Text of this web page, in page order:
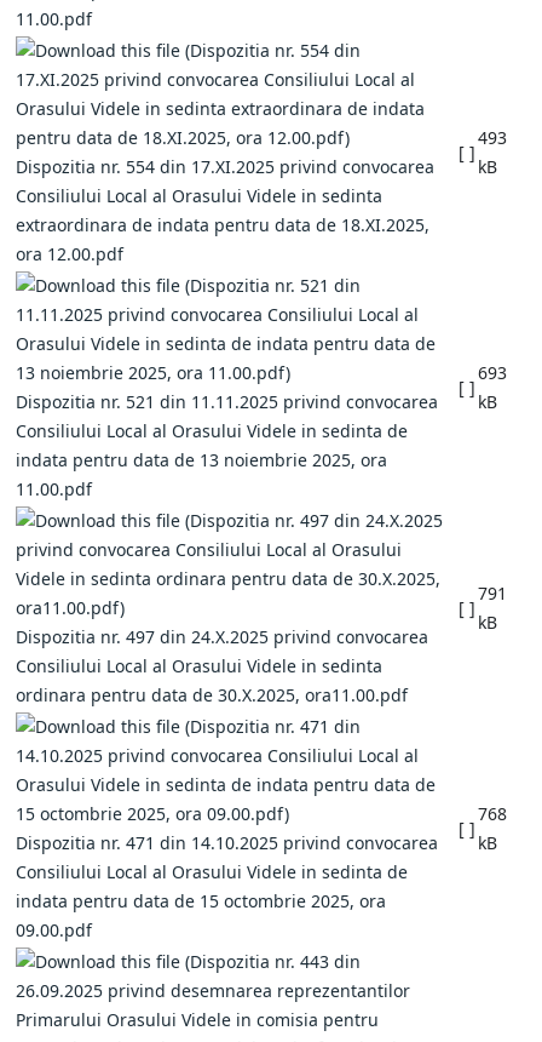
11.00.pdf
Dispozitia nr. 554 din 17.XI.2025 privind convocarea
Consiliului Local al Orasului Videle in sedinta
extraordinara de indata pentru data de 18.XI.2025,
ora 12.00.pdf
[ ]
493
kB
Dispozitia nr. 521 din 11.11.2025 privind convocarea
Consiliului Local al Orasului Videle in sedinta de
indata pentru data de 13 noiembrie 2025, ora
11.00.pdf
[ ]
693
kB
Dispozitia nr. 497 din 24.X.2025 privind convocarea
Consiliului Local al Orasului Videle in sedinta
ordinara pentru data de 30.X.2025, ora11.00.pdf
[ ]
791
kB
Dispozitia nr. 471 din 14.10.2025 privind convocarea
Consiliului Local al Orasului Videle in sedinta de
indata pentru data de 15 octombrie 2025, ora
09.00.pdf
[ ]
768
kB